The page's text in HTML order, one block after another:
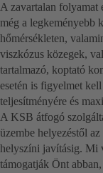
A zavartalan folyamat
még a legkeményebb
hőmérsékleten,
viszkózus közegek,
tartalmazó, koptató
esetén is figyelmet
teljesítményére és
A KSB átfogó
üzembe helyezéstől
helyszíni javításig. Mi
támogatják Önt